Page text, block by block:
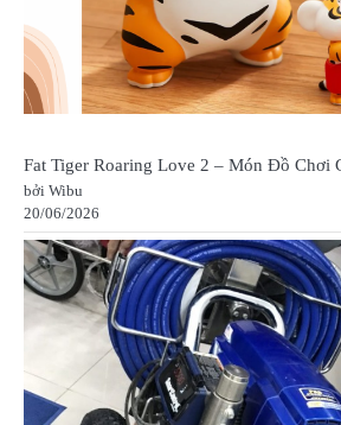
Fat Tiger Roaring Love 2 – Món Đồ Chơi
bởi Wibu
20/06/2026